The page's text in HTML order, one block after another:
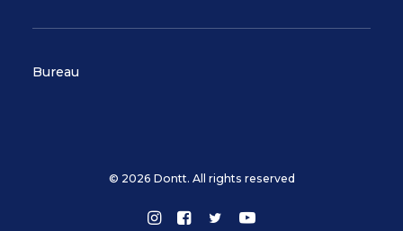
Bureau
© 2026 Dontt. All rights reserved